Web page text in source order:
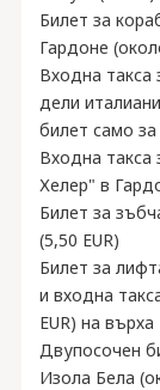
Билет за
Гардоне
Входна такса
дели
билет само за
Входна такса
Хелер" в
Билет за
(5,50 EUR)
Билет за
и входна
EUR) на върха
Двупосочен
Изола Бела